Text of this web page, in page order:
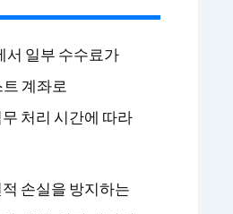
서 일부 수수료가
계좌로
처리 시간에 따라
손실을 방지하는